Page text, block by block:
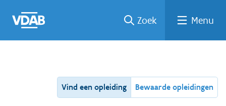
naar
een
een
job
naar
Zoek Menu
Vind een opleiding Bewaarde opleidingen